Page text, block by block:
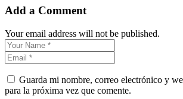
Add a Comment
Your email address will not be published.
Guarda mi nombre, correo electrónico y
para la próxima vez que comente.